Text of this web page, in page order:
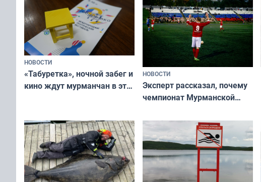
НОВОСТИ
«Табуретка», ночной забег и
кино ждут мурманчан в эти
НОВОСТИ
Эксперт рассказал, почему
чемпионат Мурманской
незамеченным